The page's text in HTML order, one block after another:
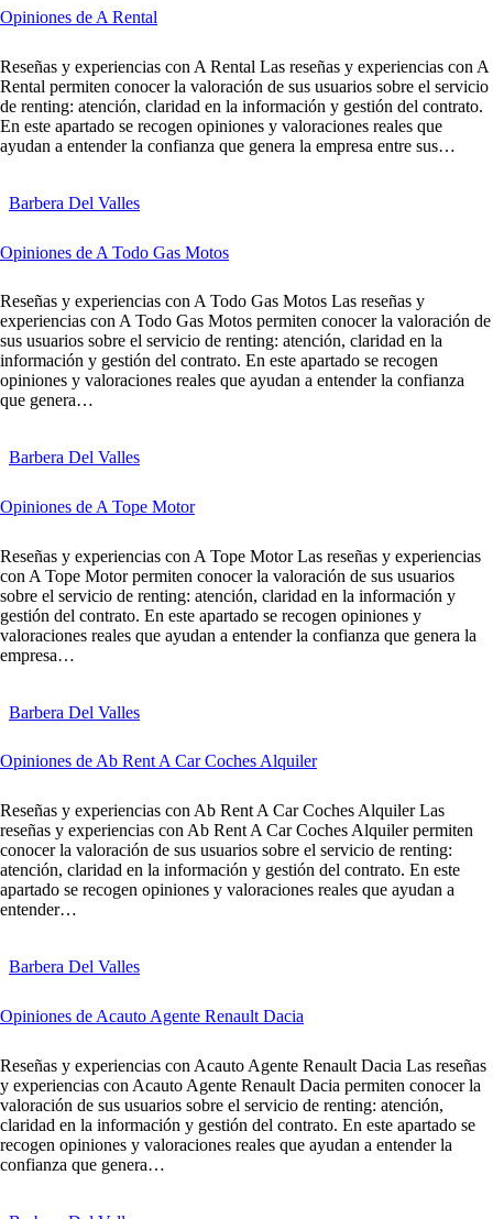
Opiniones de A Rental
Reseñas y experiencias con A Rental Las reseñas y experiencias con A
Rental permiten conocer la valoración de sus usuarios sobre el servicio
de renting: atención, claridad en la información y gestión del contrato.
En este apartado se recogen opiniones y valoraciones reales que
ayudan a entender la confianza que genera la empresa entre sus…
Barbera Del Valles
Opiniones de A Todo Gas Motos
Reseñas y experiencias con A Todo Gas Motos Las reseñas y
experiencias con A Todo Gas Motos permiten conocer la valoración de
sus usuarios sobre el servicio de renting: atención, claridad en la
información y gestión del contrato. En este apartado se recogen
opiniones y valoraciones reales que ayudan a entender la confianza
que genera…
Barbera Del Valles
Opiniones de A Tope Motor
Reseñas y experiencias con A Tope Motor Las reseñas y experiencias
con A Tope Motor permiten conocer la valoración de sus usuarios
sobre el servicio de renting: atención, claridad en la información y
gestión del contrato. En este apartado se recogen opiniones y
valoraciones reales que ayudan a entender la confianza que genera la
empresa…
Barbera Del Valles
Opiniones de Ab Rent A Car Coches Alquiler
Reseñas y experiencias con Ab Rent A Car Coches Alquiler Las
reseñas y experiencias con Ab Rent A Car Coches Alquiler permiten
conocer la valoración de sus usuarios sobre el servicio de renting:
atención, claridad en la información y gestión del contrato. En este
apartado se recogen opiniones y valoraciones reales que ayudan a
entender…
Barbera Del Valles
Opiniones de Acauto Agente Renault Dacia
Reseñas y experiencias con Acauto Agente Renault Dacia Las reseñas
y experiencias con Acauto Agente Renault Dacia permiten conocer la
valoración de sus usuarios sobre el servicio de renting: atención,
claridad en la información y gestión del contrato. En este apartado se
recogen opiniones y valoraciones reales que ayudan a entender la
confianza que genera…